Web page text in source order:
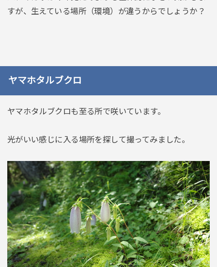
すが、生えている場所（環境）が違うからでしょうか？
ヤマホタルブクロ
ヤマホタルブクロも至る所で咲いています。
光がいい感じに入る場所を探して撮ってみました。